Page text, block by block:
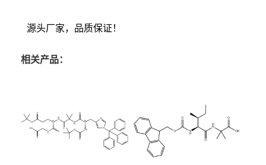
源头厂家，品质保证！
相关产品：